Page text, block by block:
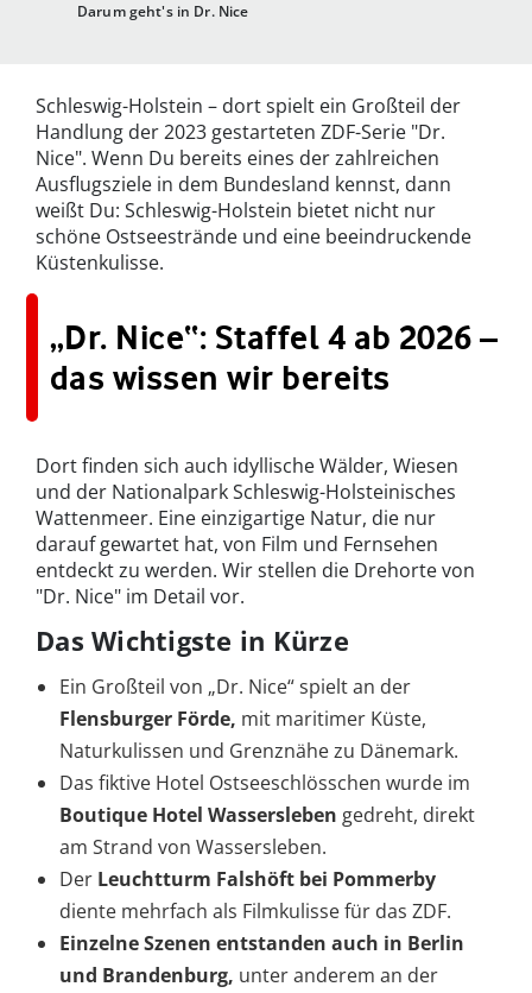
Darum geht's in Dr. Nice
Schleswig-Holstein – dort spielt ein Großteil der
Handlung der 2023 gestarteten ZDF-Serie "Dr.
Nice". Wenn Du bereits eines der zahlreichen
Ausflugsziele in dem Bundesland kennst, dann
weißt Du: Schleswig-Holstein bietet nicht nur
schöne Ostseestrände und eine beeindruckende
Küstenkulisse.
„Dr. Nice“: Staffel 4 ab 2026 –
das wissen wir bereits
Dort finden sich auch idyllische Wälder, Wiesen
und der Nationalpark Schleswig-Holsteinisches
Wattenmeer. Eine einzigartige Natur, die nur
darauf gewartet hat, von Film und Fernsehen
entdeckt zu werden. Wir stellen die Drehorte von
"Dr. Nice" im Detail vor.
Das Wichtigste in Kürze
Ein Großteil von „Dr. Nice“ spielt an der
Flensburger Förde, mit maritimer Küste,
Naturkulissen und Grenznähe zu Dänemark.
Das fiktive Hotel Ostseeschlösschen wurde im
Boutique Hotel Wassersleben gedreht, direkt
am Strand von Wassersleben.
Der Leuchtturm Falshöft bei Pommerby
diente mehrfach als Filmkulisse für das ZDF.
Einzelne Szenen entstanden auch in Berlin
und Brandenburg, unter anderem an der